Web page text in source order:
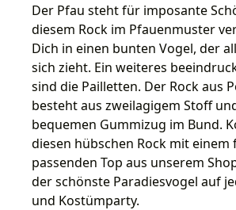
Der Pfau steht für imposante
diesem Rock im Pfauenmuster
Dich in einen bunten Vogel, der
sich zieht. Ein weiteres
sind die Pailletten. Der Rock aus
besteht aus zweilagigem Stoff
bequemen Gummizug im Bund.
diesen hübschen Rock mit einem
passenden Top aus unserem
der schönste Paradiesvogel auf
und Kostümparty.